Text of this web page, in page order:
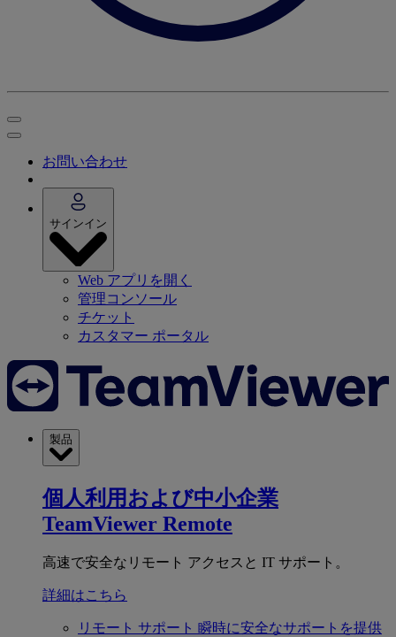
お問い合わせ
サインイン
Web アプリを開く
管理コンソール
チケット
カスタマー ポータル
製品
個人利用および中小企業
TeamViewer Remote
高速で安全なリモート アクセスと IT サポート。
詳細はこちら
リモート サポート 瞬時に安全なサポートを提供